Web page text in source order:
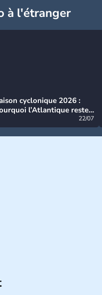
à l'étranger
cyclonique 2026 :
l’Atlantique reste
22/07